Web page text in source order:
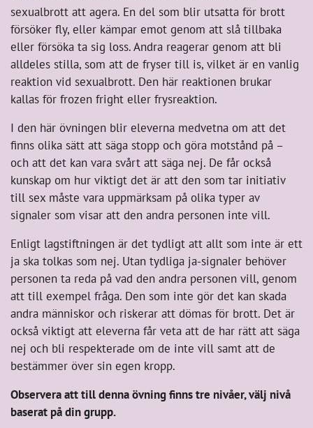
sexualbrott att agera. En del som blir utsatta för brott
försöker fly, eller kämpar emot genom att slå tillbaka
eller försöka ta sig loss. Andra reagerar genom att bli
alldeles stilla, som att de fryser till is, vilket är en vanlig
reaktion vid sexualbrott. Den här reaktionen brukar
kallas för frozen fright eller frysreaktion.
I den här övningen blir eleverna medvetna om att det
finns olika sätt att säga stopp och göra motstånd på –
och att det kan vara svårt att säga nej. De får också
kunskap om hur viktigt det är att den som tar initiativ
till sex måste vara uppmärksam på olika typer av
signaler som visar att den andra personen inte vill.
Enligt lagstiftningen är det tydligt att allt som inte är ett
ja ska tolkas som nej. Utan tydliga ja-signaler behöver
personen ta reda på vad den andra personen vill, genom
att till exempel fråga. Den som inte gör det kan skada
andra människor och riskerar att dömas för brott. Det är
också viktigt att eleverna får veta att de har rätt att säga
nej och bli respekterade om de inte vill samt att de
bestämmer över sin egen kropp.
Observera att till denna övning finns tre nivåer, välj nivå
baserat på din grupp.